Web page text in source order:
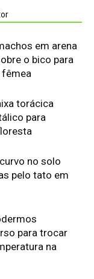
em arena
o bico para
torácica
para
no solo
pelo tato em
para trocar
na